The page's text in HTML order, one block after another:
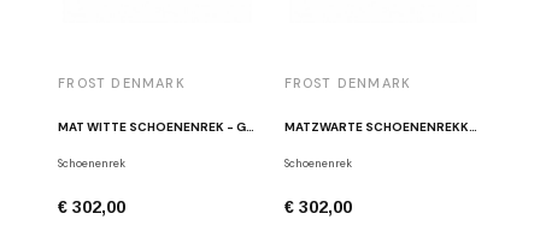
FROST DENMARK
MAT WITTE SCHOENENREK - GEPOLIJST KOPER W5002-CW
Schoenenrek
€ 302,00
FROST DENMARK
MATZWARTE SCHOENENREKKEN - GEPOLIJST GOUD W5002-GB
Schoenenrek
€ 302,00